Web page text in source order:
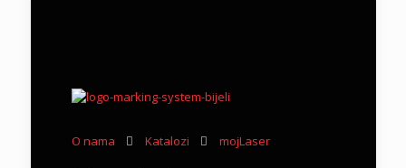
O nama Katalozi mojLaser